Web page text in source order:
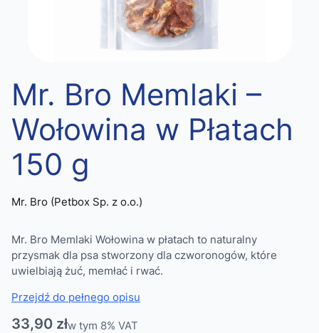
Mr. Bro Memlaki –
Wołowina w Płatach
150 g
Mr. Bro (Petbox Sp. z o.o.)
Mr. Bro Memlaki Wołowina w płatach to naturalny
przysmak dla psa stworzony dla czworonogów, które
uwielbiają żuć, memłać i rwać.
Przejdź do pełnego opisu
Cena
33,90 złw tym 8% VAT
w tym 8% VAT